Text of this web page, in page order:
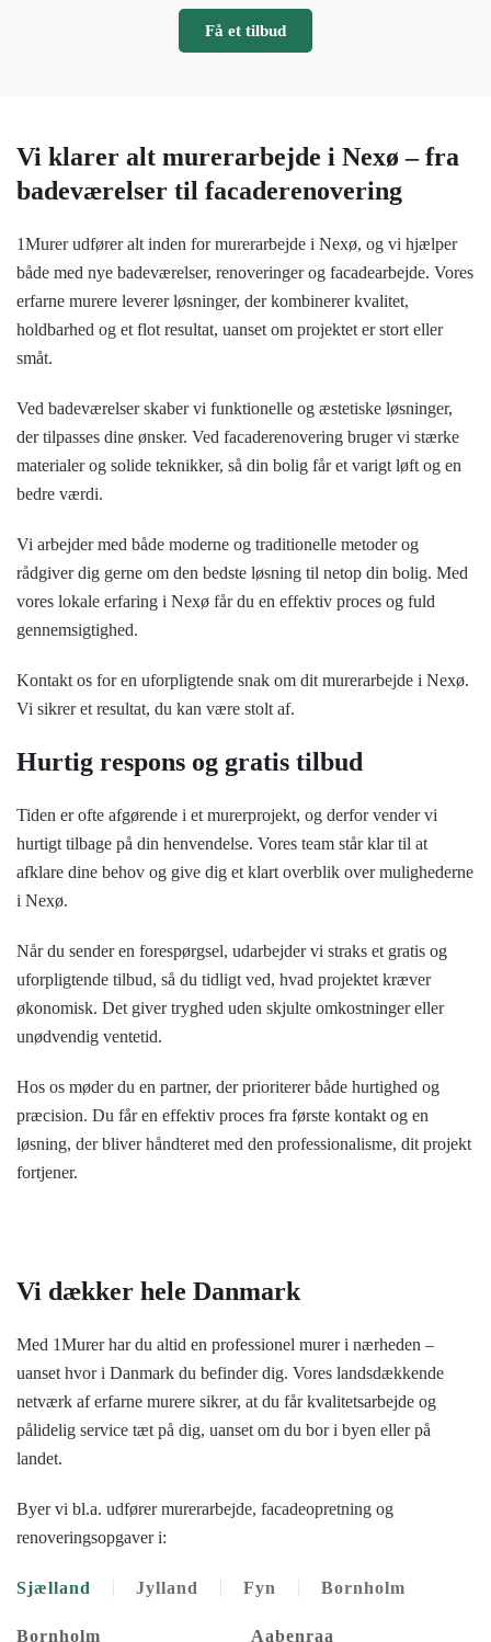
Få et tilbud
Vi klarer alt murerarbejde i Nexø – fra
badeværelser til facaderenovering
1Murer udfører alt inden for murerarbejde i Nexø, og vi hjælper
både med nye badeværelser, renoveringer og facadearbejde. Vores
erfarne murere leverer løsninger, der kombinerer kvalitet,
holdbarhed og et flot resultat, uanset om projektet er stort eller
småt.
Ved badeværelserskaber vi funktionelle og æstetiske løsninger,
der tilpasses dine ønsker. Ved facaderenovering bruger vi stærke
materialer og solide teknikker, så din bolig får et varigt løft og en
bedre værdi.
Vi arbejder med både moderne og traditionelle metoder og
rådgiver dig gerne om den bedste løsning til netop din bolig. Med
vores lokale erfaring i Nexø får du en effektiv proces og fuld
gennemsigtighed.
Kontakt os for en uforpligtende snak om dit murerarbejde i Nexø.
Vi sikrer et resultat, du kan være stolt af.
Hurtig respons og gratis tilbud
Tiden er ofte afgørende i et murerprojekt, og derfor vender vi
hurtigt tilbage på din henvendelse. Vores team står klar til at
afklare dine behov og give dig et klart overblik over mulighederne
i Nexø.
Når du sender en forespørgsel, udarbejder vi straks et gratis og
uforpligtende tilbud, så du tidligt ved, hvad projektet kræver
økonomisk. Det giver tryghed uden skjulte omkostninger eller
unødvendig ventetid.
Hos os møder du en partner, der prioriterer både hurtighed og
præcision. Du får en effektiv proces fra første kontakt og en
løsning, der bliver håndteret med den professionalisme, dit projekt
fortjener.
Vi dækker hele Danmark
Med 1Murer har du altid en professionel murer i nærheden –
uanset hvor i Danmark du befinder dig. Vores landsdækkende
netværk af erfarne murere sikrer, at du får kvalitetsarbejde og
pålidelig service tæt på dig, uanset om du bor i byen eller på
landet.
Byer vi bl.a. udfører murerarbejde, facadeopretning og
renoveringsopgaver i:
Sjælland Jylland Fyn Bornholm
Bornholm
Aabenraa